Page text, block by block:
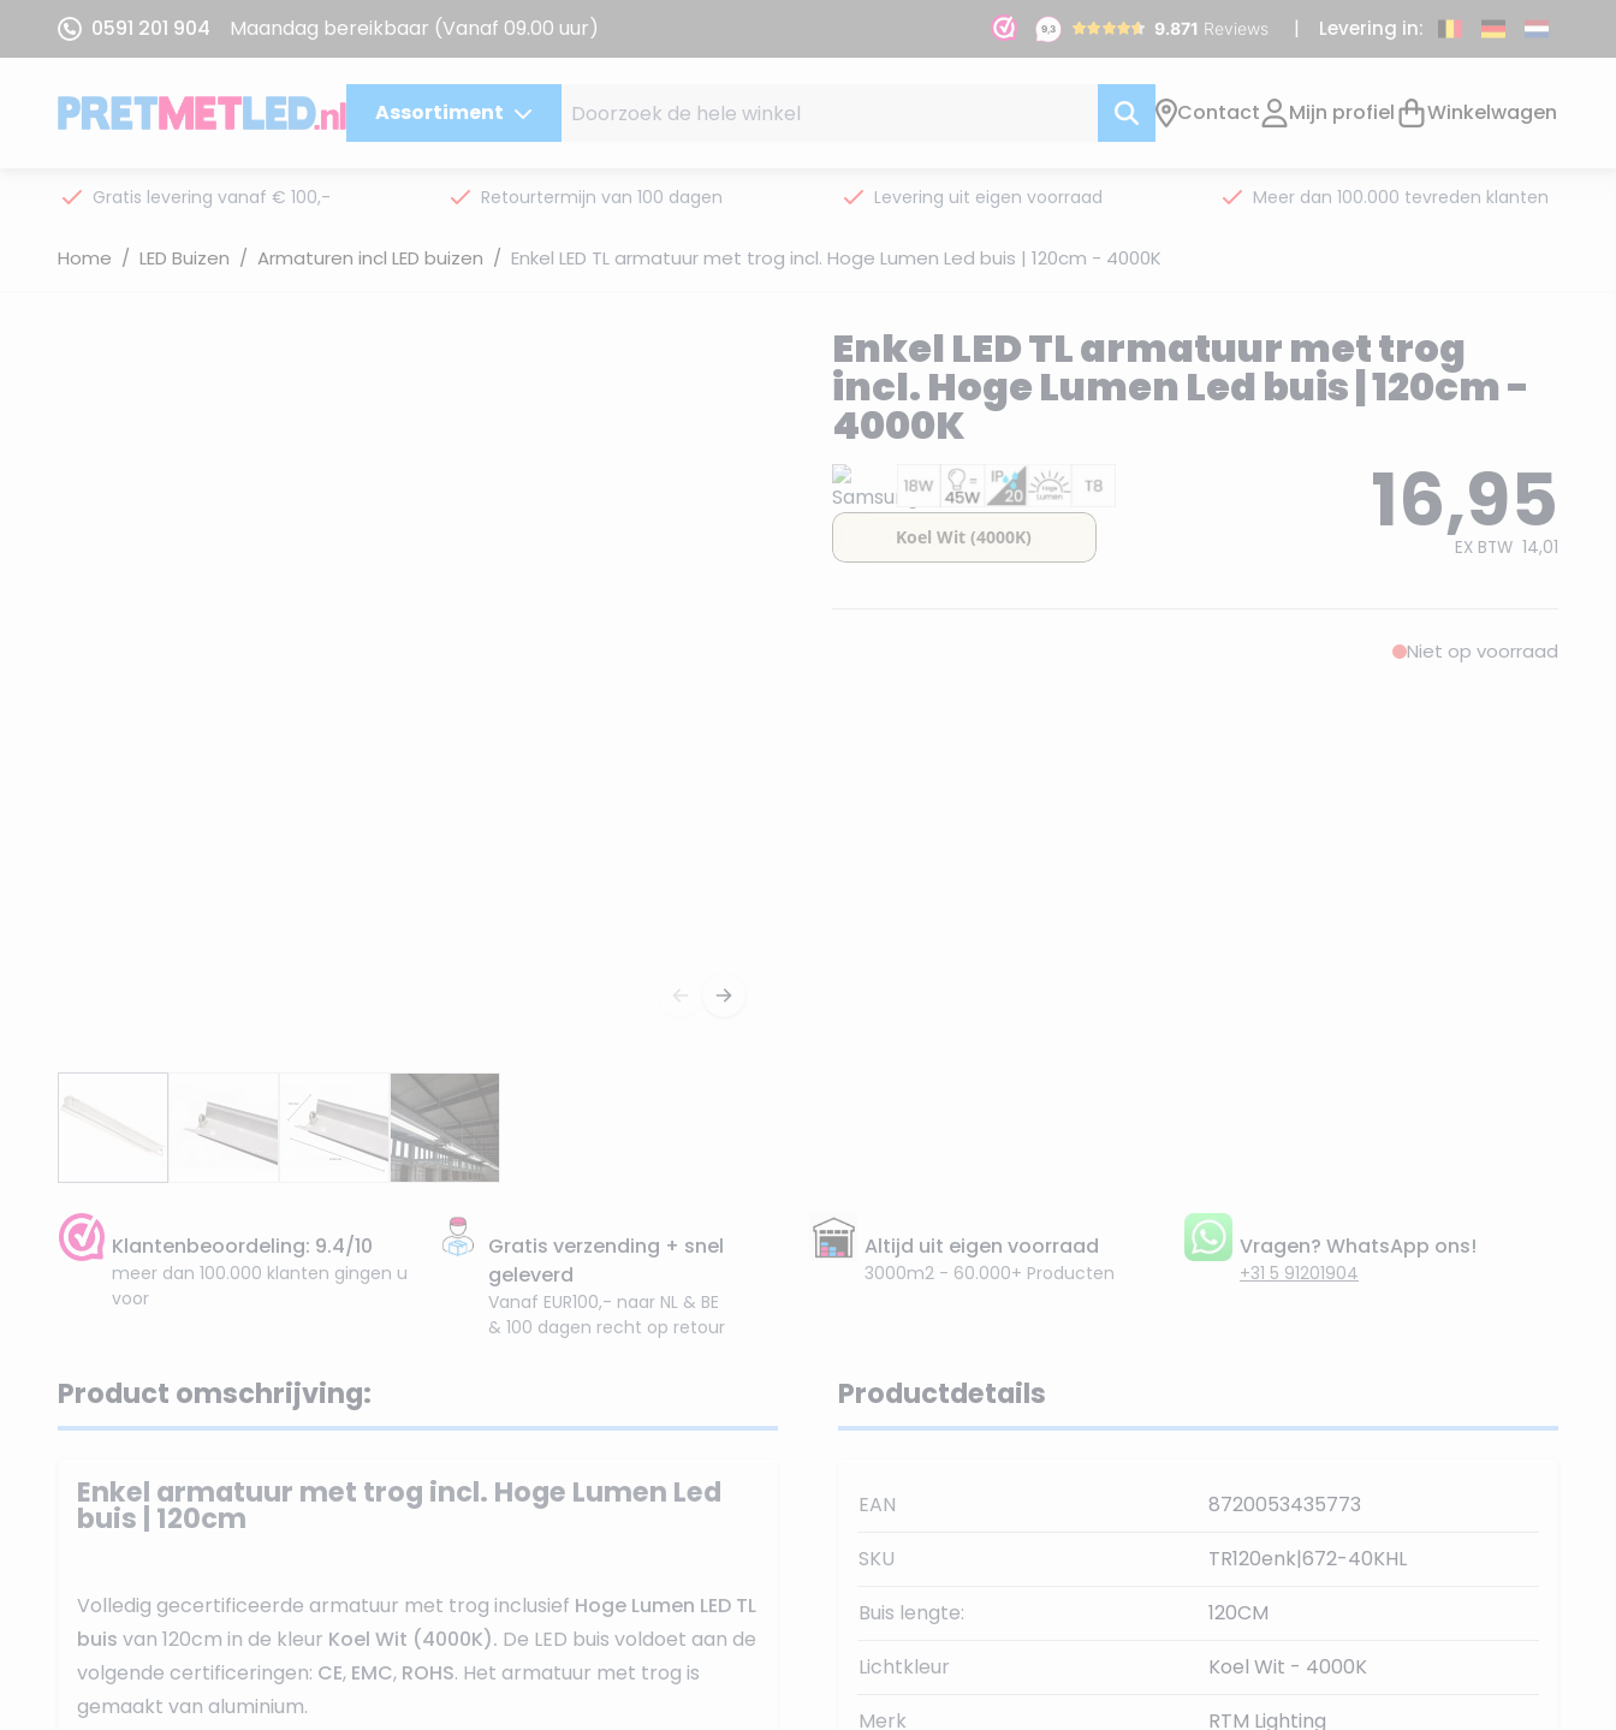
Ga naar de inhoud
0591 201 904 Maandag bereikbaar (Vanaf 09.00 uur) Levering in:
Assortiment Contact Mijn profiel Winkelwagen
Gratis levering vanaf € 100,- Retourtermijn van 100 dagen Levering uit eigen voorraad Meer dan 100.000 tevreden klanten
Home / LED Buizen / Armaturen incl LED buizen / Enkel LED TL armatuur met trog incl. Hoge Lumen Led buis | 120cm - 4000K
Enkel LED TL armatuur met trog
incl. Hoge Lumen Led buis | 120cm -
4000K
16,95
EX BTW 14,01
Niet op voorraad
Klantenbeoordeling: 9.4/10
meer dan 100.000 klanten gingen u
voor
Gratis verzending + snel
geleverd
Vanaf EUR100,- naar NL & BE
& 100 dagen recht op retour
Altijd uit eigen voorraad
3000m2 - 60.000+ Producten
Vragen? WhatsApp ons!
+31 5 91201904
Product omschrijving:
Enkel armatuur met trog incl. Hoge Lumen Led
buis | 120cm
Volledig gecertificeerde armatuur met trog inclusief Hoge Lumen LED TL
buis van 120cm in de kleur Koel Wit (4000K). De LED buis voldoet aan de
volgende certificeringen: CE, EMC, ROHS. Het armatuur met trog is
gemaakt van aluminium.
Productdetails
EAN
8720053435773
SKU
TR120enk|672-40KHL
Buis lengte:
120CM
Lichtkleur
Koel Wit - 4000K
Merk
RTM Lighting